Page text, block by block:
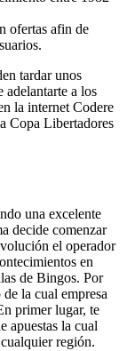
ofertas afin de
tardar unos
adelantarte a los
la internet Codere
Copa Libertadores
una excelente
decide comenzar
el operador
en
de Bingos. Por
la cual empresa
primer lugar, te
apuestas la cual
región.